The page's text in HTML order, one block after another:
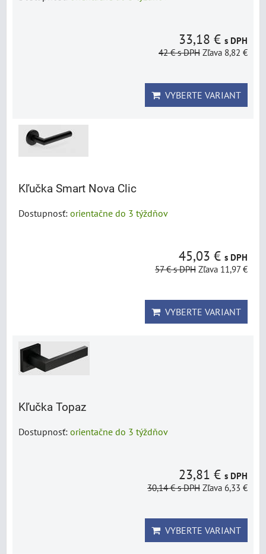
33,18 € s DPH
42 €s DPH Zľava 8,82 €
VYBERTE VARIANT
Kľučka Smart Nova Clic
Dostupnosť: orientačne do 3 týždňov
45,03 € s DPH
57 €s DPH Zľava 11,97 €
VYBERTE VARIANT
Kľučka Topaz
Dostupnosť: orientačne do 3 týždňov
23,81 € s DPH
30,14 €s DPH Zľava 6,33 €
VYBERTE VARIANT